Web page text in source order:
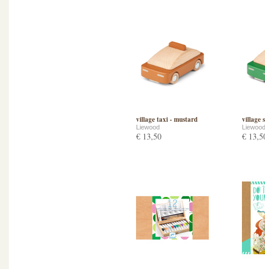
village taxi - mustard
Liewood
€ 13,50
village
Liewood
€